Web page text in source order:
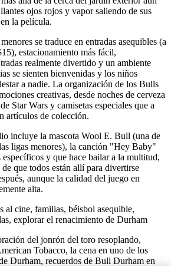
ojos rojos y vapor saliendo de sus
la película.
se traduce en entradas asequibles (a
estacionamiento más fácil,
realmente divertido y un ambiente
se sienten bienvenidas y los niños
a nadie. La organización de los Bulls
creativas, desde noches de cerveza
Star Wars y camisetas especiales que a
artículos de colección.
incluye la mascota Wool E. Bull (una de
ligas menores), la canción "Hey Baby"
específicos y que hace bailar a la multitud,
que todos están allí para divertirse
aunque la calidad del juego en
alta.
al cine, familias, béisbol asequible,
explorar el renacimiento de Durham
del jonrón del toro resoplando,
Tobacco, la cena en uno de los
Durham, recuerdos de Bull Durham en